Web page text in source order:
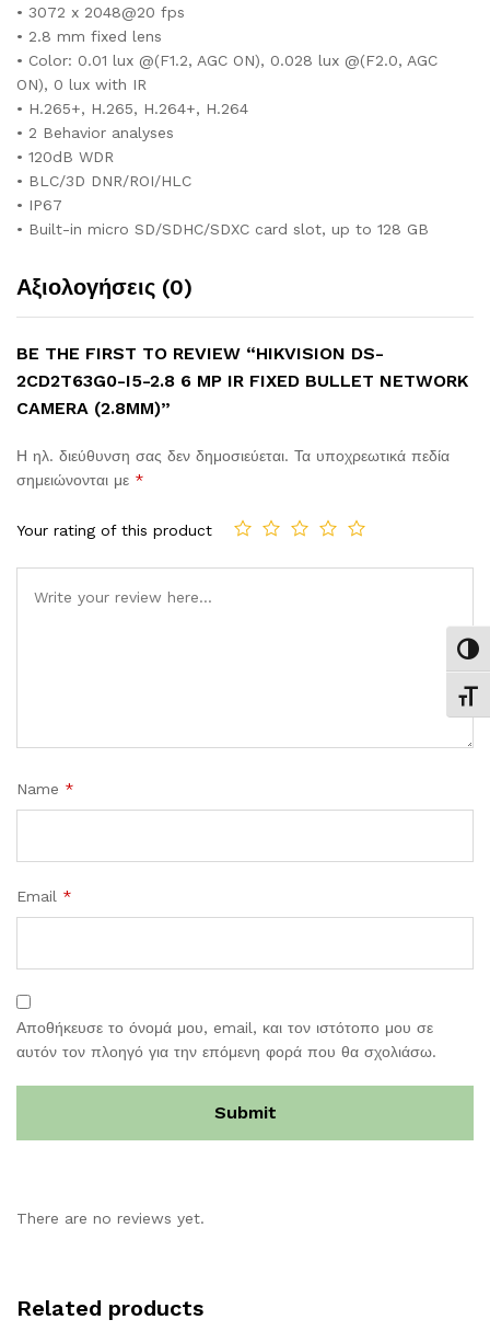
• 3072 x 2048@20 fps
• 2.8 mm fixed lens
• Color: 0.01 lux @(F1.2, AGC ON), 0.028 lux @(F2.0, AGC
ON), 0 lux with IR
• H.265+, H.265, H.264+, H.264
• 2 Behavior analyses
• 120dB WDR
• BLC/3D DNR/ROI/HLC
• IP67
• Built-in micro SD/SDHC/SDXC card slot, up to 128 GB
Αξιολογήσεις (0)
BE THE FIRST TO REVIEW “HIKVISION DS-
2CD2T63G0-I5-2.8 6 MP IR FIXED BULLET NETWORK
CAMERA (2.8MM)”
Η ηλ. διεύθυνση σας δεν δημοσιεύεται. Τα υποχρεωτικά πεδία
σημειώνονται με *
Your rating of this product
Name *
Email *
Αποθήκευσε το όνομά μου, email, και τον ιστότοπο μου σε
αυτόν τον πλοηγό για την επόμενη φορά που θα σχολιάσω.
There are no reviews yet.
Related products